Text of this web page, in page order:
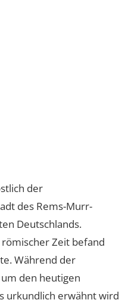
der
des Rems-Murr-
Deutschlands.
Zeit befand
Während der
den heutigen
urkundlich erwähnt wird